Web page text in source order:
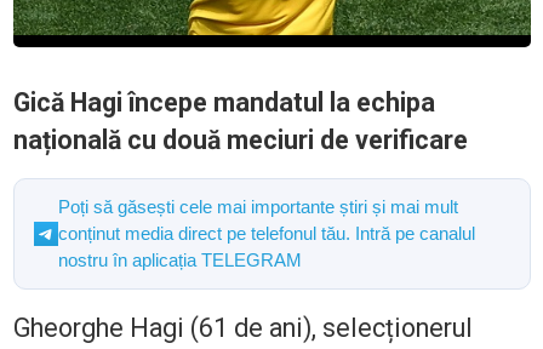
Gică Hagi începe mandatul la echipa
națională cu două meciuri de verificare
Poți să găsești cele mai importante știri și mai mult
conținut media direct pe telefonul tău. Intră pe canalul
nostru în aplicația TELEGRAM
Gheorghe Hagi (61 de ani), selecționerul